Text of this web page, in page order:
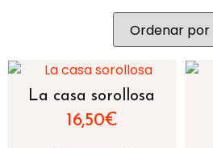
La casa sorollosa
16,50€